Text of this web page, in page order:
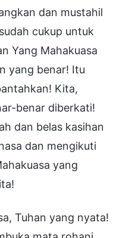
dan mustahil
cukup untuk
Yang Mahakuasa
yang benar! Itu
Kita,
benar diberkati!
dan belas kasihan
dan mengikuti
yang
Tuhan yang nyata!